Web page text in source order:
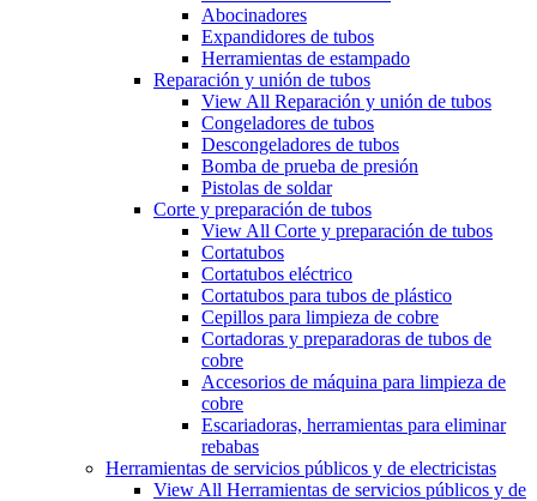
Abocinadores
Expandidores de tubos
Herramientas de estampado
Reparación y unión de tubos
View All Reparación y unión de tubos
Congeladores de tubos
Descongeladores de tubos
Bomba de prueba de presión
Pistolas de soldar
Corte y preparación de tubos
View All Corte y preparación de tubos
Cortatubos
Cortatubos eléctrico
Cortatubos para tubos de plástico
Cepillos para limpieza de cobre
Cortadoras y preparadoras de tubos de
cobre
Accesorios de máquina para limpieza de
cobre
Escariadoras, herramientas para eliminar
rebabas
Herramientas de servicios públicos y de electricistas
View All Herramientas de servicios públicos y de